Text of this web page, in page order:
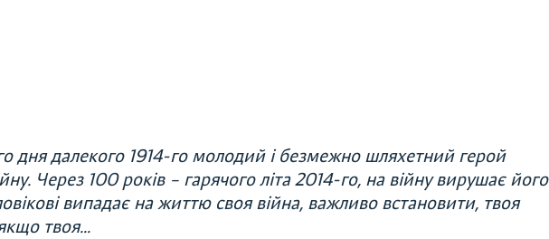
дня далекого 1914-го молодий і безмежно шляхетний герой
Через 100 років – гарячого літа 2014-го, на війну вирушає його
випадає на життю своя війна, важливо встановити, твоя
твоя…